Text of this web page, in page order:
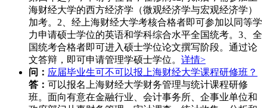
海财经大学的西方经济学（微观经济学与宏观经济学）
加考。2、经上海财经大学考核合格者即可参加以同等学
力申请硕士学位的英语和学科综合水平全国统考。3、全
国统考合格者即可进入硕士学位论文撰写阶段。通过论
文答辩，即可申请管理学硕士学位。 详情>
问： 应届毕业生可不可以报上海财经大学课程研修班？
答： 可以报名上海财经大学财务管理与统计课程研修
班。面向有意在金融行业、会计事务所、企事业单位和